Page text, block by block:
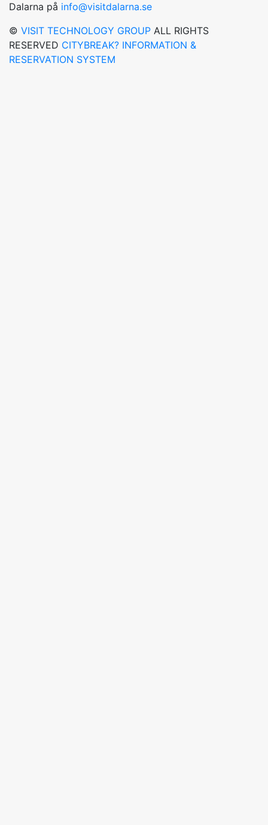
Dalarna på info@visitdalarna.se
© VISIT TECHNOLOGY GROUP ALL RIGHTS
RESERVED CITYBREAK? INFORMATION &
RESERVATION SYSTEM